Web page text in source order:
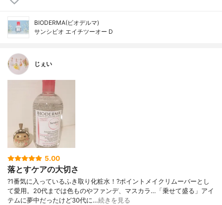
BIODERMA(ビオデルマ)
サンシビオ エイチツーオー D
じぇい
5.00
落とすケアの大切さ
?1番気に入っているふき取り化粧水！?ポイントメイクリムーバーとし
て愛用。20代までは色ものやファンデ、マスカラ…「乗せて盛る」アイ
テムに夢中だったけど30代に…続きを見る